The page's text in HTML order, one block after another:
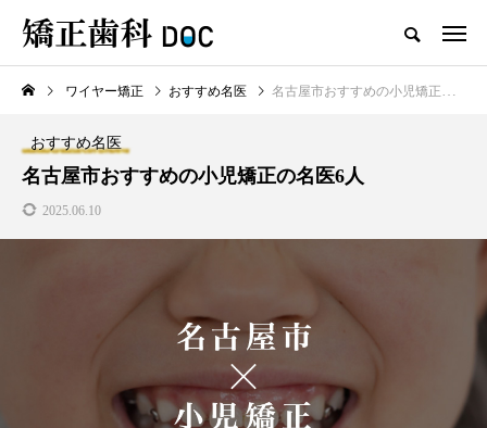
TOP ワイヤー矯正 マウスピース矯正
新着記事
ワイヤー矯正 マウスピース矯正
ワイヤー矯正 おすすめ名医 名古屋市おすすめの小児矯正の名医6人
おすすめ名医
名古屋市おすすめの小児矯正の名医6人
2025.06.10